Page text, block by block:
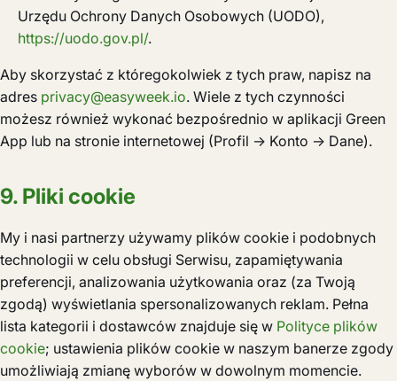
Urzędu Ochrony Danych Osobowych (UODO),
https://uodo.gov.pl/.
Aby skorzystać z któregokolwiek z tych praw, napisz na
adres privacy@easyweek.io. Wiele z tych czynności
możesz również wykonać bezpośrednio w aplikacji Green
App lub na stronie internetowej (Profil → Konto → Dane).
9. Pliki cookie
My i nasi partnerzy używamy plików cookie i podobnych
technologii w celu obsługi Serwisu, zapamiętywania
preferencji, analizowania użytkowania oraz (za Twoją
zgodą) wyświetlania spersonalizowanych reklam. Pełna
lista kategorii i dostawców znajduje się w Polityce plików
cookie; ustawienia plików cookie w naszym banerze zgody
umożliwiają zmianę wyborów w dowolnym momencie.